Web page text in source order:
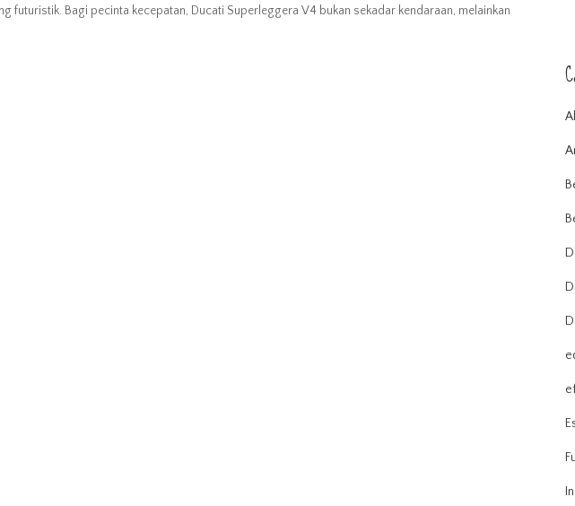
futuristik. Bagi pecinta kecepatan, Ducati Superleggera V4 bukan sekadar kendaraan, melainkan